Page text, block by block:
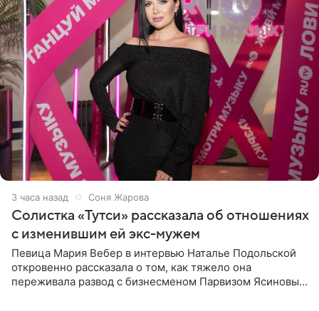
3 часа назад Соня Жарова
Солистка «Тутси» рассказала об отношениях
с изменившим ей экс-мужем
Певица Мария Вебер в интервью Наталье Подольской
откровенно рассказала о том, как тяжело она
переживала развод с бизнесменом Парвизом Ясиновым.